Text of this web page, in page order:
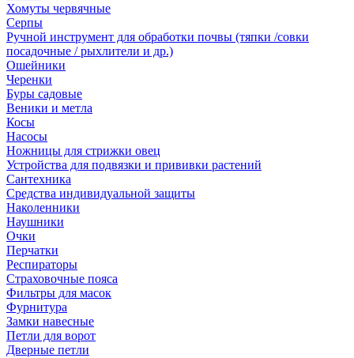
Хомуты червячные
Серпы
Ручной инструмент для обработки почвы (тяпки /совки
посадочные / рыхлители и др.)
Ошейники
Черенки
Буры садовые
Веники и метла
Косы
Насосы
Ножницы для стрижки овец
Устройства для подвязки и прививки растений
Сантехника
Средства индивидуальной защиты
Наколенники
Наушники
Очки
Перчатки
Респираторы
Страховочные пояса
Фильтры для масок
Фурнитура
Замки навесные
Петли для ворот
Дверные петли